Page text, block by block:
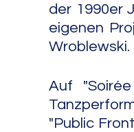
der 1990er
eigenen
Auf
"Public